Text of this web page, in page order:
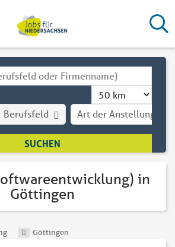
Art der Anstellung
Berufsfeld
in
Göttingen
Göttingen